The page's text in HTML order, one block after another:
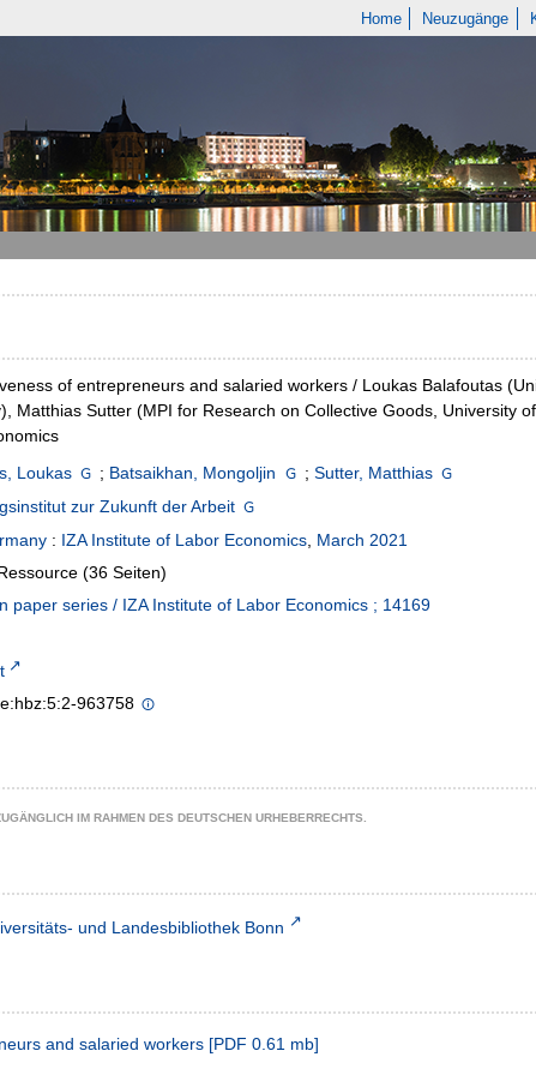
Home Neuzugänge
of entrepreneurs and salaried workers / Loukas Balafoutas
Matthias Sutter (MPI for Research on Collective Goods, University
Loukas ; Batsaikhan, Mongoljin ; Sutter, Matthias
zur Zukunft der Arbeit
: IZA Institute of Labor Economics, March 2021
(36 Seiten)
paper series / IZA Institute of Labor Economics ; 14169
963758
IM RAHMEN DES DEUTSCHEN URHEBERRECHTS.
und Landesbibliothek Bonn
and salaried workers [PDF 0.61 mb]